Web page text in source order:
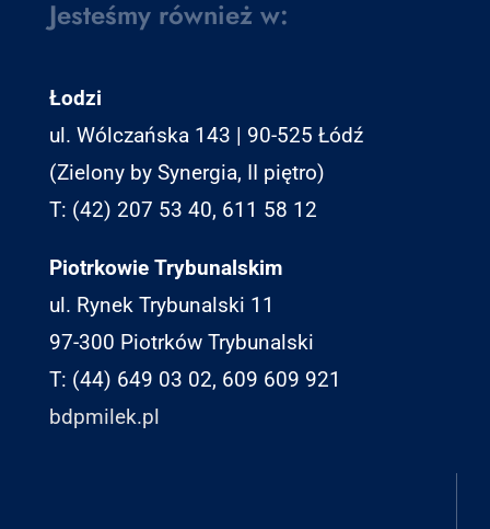
Jesteśmy również w:
Łodzi
ul. Wólczańska 143 | 90-525 Łódź
(Zielony by Synergia, II piętro)
T: (42) 207 53 40, 611 58 12
Piotrkowie Trybunalskim
ul. Rynek Trybunalski 11
97-300 Piotrków Trybunalski
T: (44) 649 03 02, 609 609 921
bdpmilek.pl